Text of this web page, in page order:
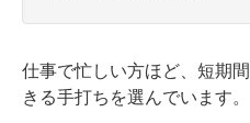
仕事で忙しい方ほど、短期
きる手打ちを選んでいます。